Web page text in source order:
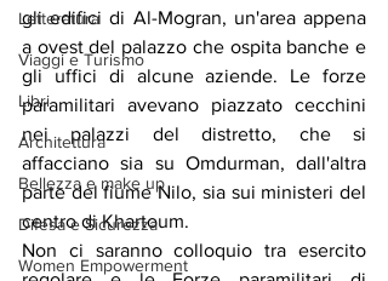
Letteratura
Viaggi e Turismo
Libri
Architettura
Bellezza e make up
Difesa e Sicurezza
Women Empowerment
gli edifici di Al-Mogran, un'area appena
a ovest del palazzo che ospita banche e
gli uffici di alcune aziende. Le forze
paramilitari avevano piazzato cecchini
nei palazzi del distretto, che si
affacciano sia su Omdurman, dall'altra
parte del fiume Nilo, sia sui ministeri del
centro di Khartoum.
Non ci saranno colloquio tra esercito